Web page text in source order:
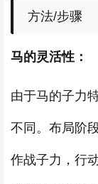
方法/步骤
马的灵活性：
由于马的子力
不同。布局阶
作战子力，行